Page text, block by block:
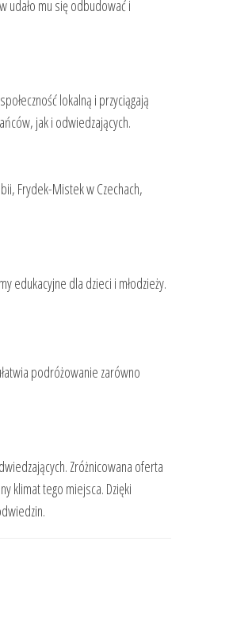
udało mu się odbudować i
lokalną i przyciągają
jak i odwiedzających.
Frydek-Mistek w Czechach,
edukacyjne dla dzieci i młodzieży.
podróżowanie zarówno
Zróżnicowana oferta
klimat tego miejsca. Dzięki